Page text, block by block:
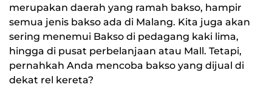
merupakan daerah yang ramah bakso, hampir
semua jenis bakso ada di Malang. Kita juga akan
sering menemui Bakso di pedagang kaki lima,
hingga di pusat perbelanjaan atau Mall. Tetapi,
pernahkah Anda mencoba bakso yang dijual di
dekat rel kereta?